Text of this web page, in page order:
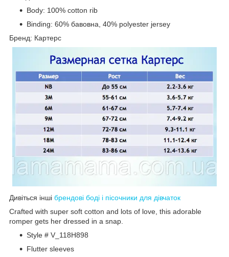
Body: 100% cotton rib
Binding: 60% бавовна, 40% polyester jersey
Бренд: Картерс
Дивіться інші брендові боді і пісочники для дівчаток
Crafted with super soft cotton and lots of love, this adorable
romper gets her dressed in a snap.
Style # V_118H898
Flutter sleeves